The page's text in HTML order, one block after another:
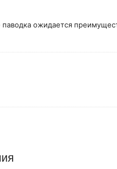
ожидается